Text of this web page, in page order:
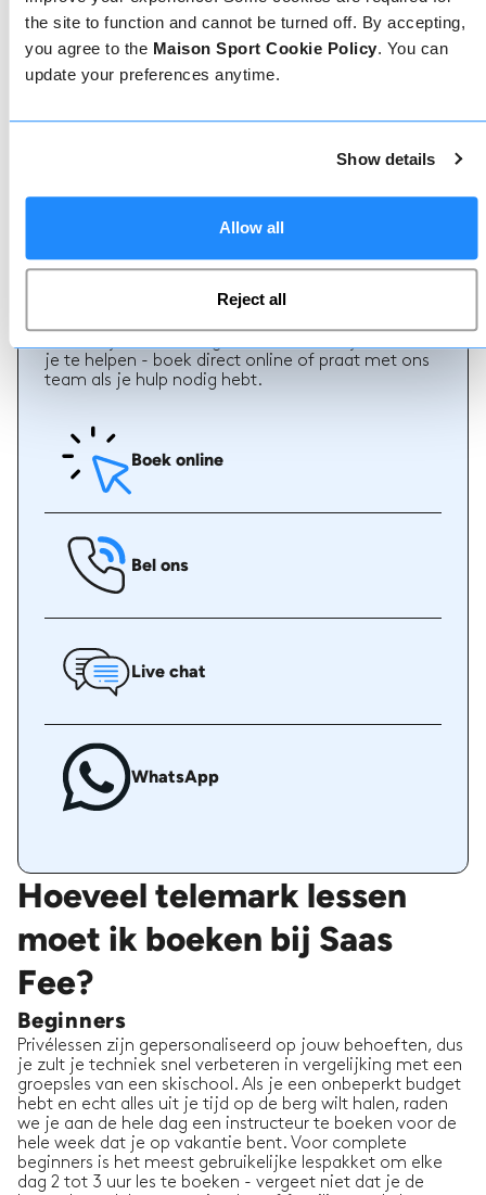
the site to function and cannot be turned off. By accepting,
you agree to the Maison Sport Cookie Policy. You can
update your preferences anytime.
Show details
Allow all
Reject all
Geverifieerde reviews
onze leraren voor een 5-sterrenervaring.
Boeken
je te helpen - boek direct online of praat met ons
team als je hulp nodig hebt.
Boek online
Bel ons
Live chat
WhatsApp
Hoeveel telemark lessen
moet ik boeken bij Saas
Fee?
Beginners
Privélessen zijn gepersonaliseerd op jouw behoeften, dus
je zult je techniek snel verbeteren in vergelijking met een
groepsles van een skischool. Als je een onbeperkt budget
hebt en echt alles uit je tijd op de berg wilt halen, raden
we je aan de hele dag een instructeur te boeken voor de
hele week dat je op vakantie bent. Voor complete
beginners is het meest gebruikelijke lespakket om elke
dag 2 tot 3 uur les te boeken - vergeet niet dat je de